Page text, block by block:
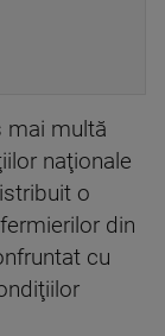
mai multă
naţionale
o
din
cu